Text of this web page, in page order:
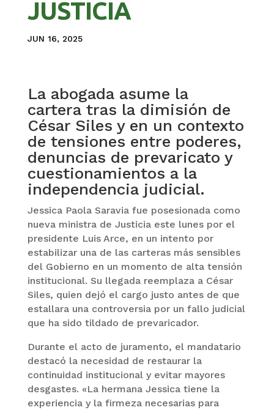
JUSTICIA
JUN 16, 2025
La abogada asume la
cartera tras la dimisión de
César Siles y en un contexto
de tensiones entre poderes,
denuncias de prevaricato y
cuestionamientos a la
independencia judicial.
Jessica Paola Saravia fue posesionada como
nueva ministra de Justicia este lunes por el
presidente Luis Arce, en un intento por
estabilizar una de las carteras más sensibles
del Gobierno en un momento de alta tensión
institucional. Su llegada reemplaza a César
Siles, quien dejó el cargo justo antes de que
estallara una controversia por un fallo judicial
que ha sido tildado de prevaricador.
Durante el acto de juramento, el mandatario
destacó la necesidad de restaurar la
continuidad institucional y evitar mayores
desgastes. «La hermana Jessica tiene la
experiencia y la firmeza necesarias para